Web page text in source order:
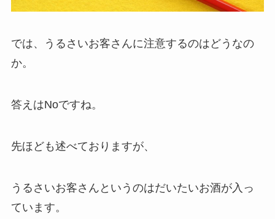
では、うるさいお客さんに注意するのはどうなの
か。
答えはNoですね。
先ほども述べておりますが、
うるさいお客さんというのはだいたいお酒が入っ
ています。